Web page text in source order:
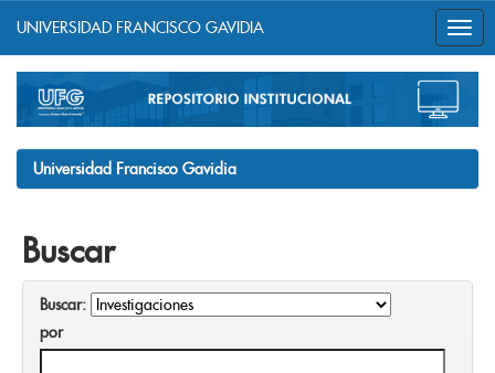
navigation
UNIVERSIDAD FRANCISCO GAVIDIA
Universidad Francisco Gavidia
Buscar
Buscar:
por